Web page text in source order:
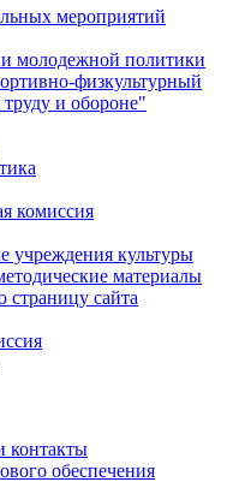
мероприятий
молодежной политики
физкультурный
и обороне"
комиссия
учреждения культуры
материалы
страницу сайта
контакты
обеспечения